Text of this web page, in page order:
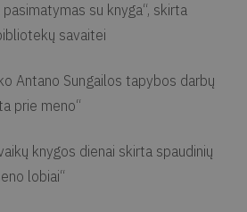
su knyga“, skirta
savaitei
Antano Sungailos tapybos darbų
prie meno“
knygos dienai skirta spaudinių
lobiai“